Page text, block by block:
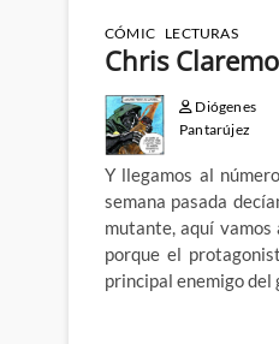
CÓMIC LECTURAS
Chris
Diógenes
Pantarújez
Y llegamos al
semana pasada
mutante, aquí
porque el
principal enemigo del